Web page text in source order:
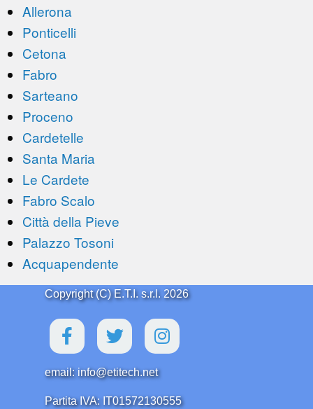
Allerona
Ponticelli
Cetona
Fabro
Sarteano
Proceno
Cardetelle
Santa Maria
Le Cardete
Fabro Scalo
Città della Pieve
Palazzo Tosoni
Acquapendente
Copyright (C) E.T.I. s.r.l. 2026
email: info@etitech.net
Partita IVA: IT01572130555